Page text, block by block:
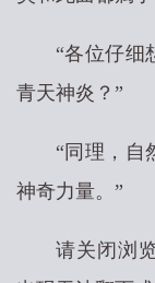
“各位仔细
青天神炎？”
“同理，自
神奇力量。”
请关闭浏